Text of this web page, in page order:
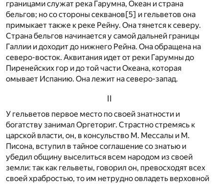
границами служат река Гарумна, Океан и страна
бельгов; но со стороны секванов[5] и гельветов она
примыкает также к реке Рейну. Она тянется к северу.
Страна бельгов начинается у самой дальней границы
Галлии и доходит до нижнего Рейна. Она обращена на
северо-восток. Аквитания идет от реки Гарумны до
Пиренейских гор и до той части Океана, которая
омывает Испанию. Она лежит на северо-запад.
II
У гельветов первое место по своей знатности и
богатству занимал Оргеториг. Страстно стремясь к
царской власти, он, в консульство М. Мессалы и М.
Писона, вступил в тайное соглашение со знатью и
убедил общину выселиться всем народом из своей
земли: так как гельветы, говорил он, превосходят всех
своей храбростью, то им нетрудно овладеть верховной